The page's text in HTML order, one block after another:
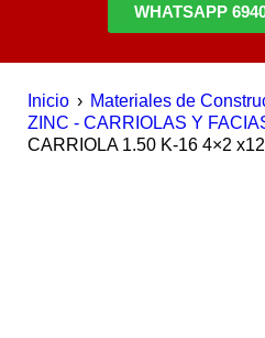
WHATSAPP
Inicio › Materiales de
ZINC - CARRIOLAS Y
CARRIOLA 1.50 K-16 4×2 x12